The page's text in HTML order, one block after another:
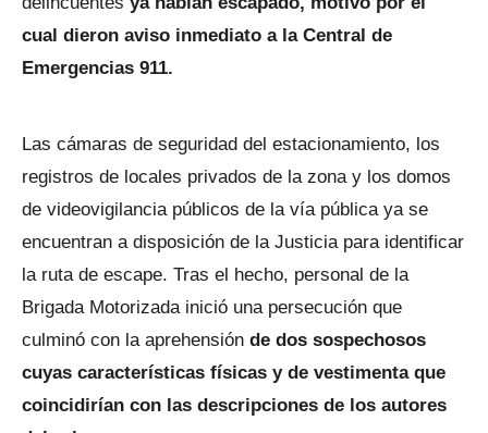
cual dieron aviso inmediato a la Central de
Emergencias 911.
Las cámaras de seguridad del estacionamiento, los
registros de locales privados de la zona y los domos
de videovigilancia públicos de la vía pública ya se
encuentran a disposición de la Justicia para identificar
la ruta de escape. Tras el hecho, personal de la
Brigada Motorizada inició una persecución que
culminó con la aprehensión de dos sospechosos
cuyas características físicas y de vestimenta que
coincidirían con las descripciones de los autores